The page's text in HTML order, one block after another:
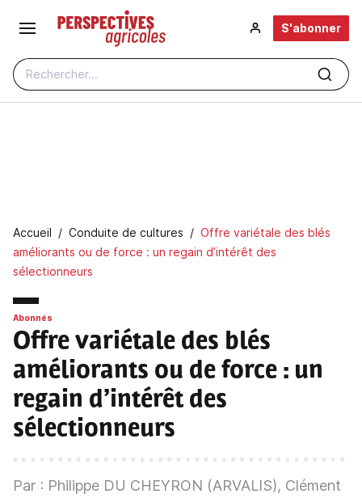
Aller au contenu principal
Rechercher...
S'abonner
Fil d'Ariane
Accueil Conduite de cultures
Offre variétale des blés
améliorants ou de force : un regain d’intérêt des
sélectionneurs
Abonnés
Offre variétale des blés
améliorants ou de force : un
regain d’intérêt des
sélectionneurs
Par : Philippe DU CHEYRON (ARVALIS), Clément